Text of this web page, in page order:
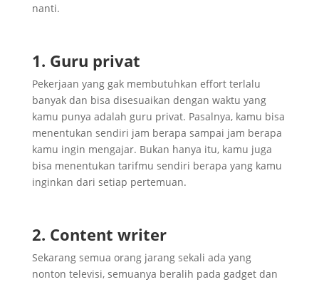
nanti.
1. Guru privat
Pekerjaan yang gak membutuhkan effort terlalu
banyak dan bisa disesuaikan dengan waktu yang
kamu punya adalah guru privat. Pasalnya, kamu bisa
menentukan sendiri jam berapa sampai jam berapa
kamu ingin mengajar. Bukan hanya itu, kamu juga
bisa menentukan tarifmu sendiri berapa yang kamu
inginkan dari setiap pertemuan.
2. Content writer
Sekarang semua orang jarang sekali ada yang
nonton televisi, semuanya beralih pada gadget dan